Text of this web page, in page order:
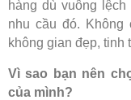
hàng dù vuông
nhu cầu đó. Không
không gian đẹp, tinh
Vì sao bạn nên
của mình?